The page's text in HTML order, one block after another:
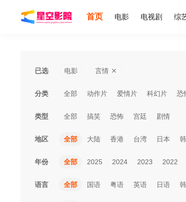
首页 电影 电视剧 综
已选 电影 言情
分类 全部 动作片 爱情片 科幻片 恐
类型 全部 搞笑 恐怖 宫廷 剧情
地区 全部 大陆 香港 台湾 日本
年份 全部 2025 2024 2023 2022
语言 全部 国语 粤语 英语 日语